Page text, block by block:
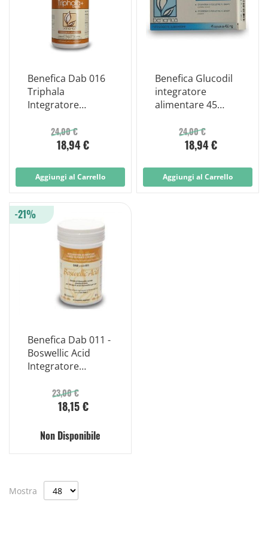
Benefica Dab 016
Triphala
Integratore
Capsule Vegetali
24,00 €
18,94 €
Aggiungi al Carrello
Benefica Glucodil
integratore
alimentare 45
24,00 €
18,94 €
Aggiungi al Carrello
Benefica Dab 011 -
Boswellic Acid
Integratore
Capsule23,00 €
18,15 €
-21%
Non Disponibile
Mostra